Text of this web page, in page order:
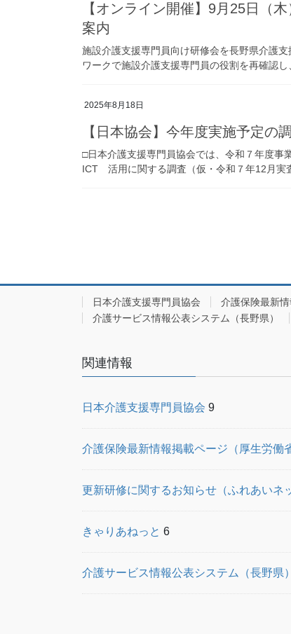
【オンライン開催】9月25日（
案内
施設介護支援専門員向け研修会を長野県介護
ワークで施設介護支援専門員の役割を再確認
2025年8月18日
【日本協会】今年度実施予定の
□日本介護支援専門員協会では、令和７年度事
ICT 活用に関する調査（仮・令和７年12月実
ペ
ー
ジ
り
日本介護支援専門員協会 介護保険最新情
介護サービス情報公表システム（長野県）
関連情報
日本介護支援専門員協会 9
介護保険最新情報掲載ページ（厚生労働
更新研修に関するお知らせ（ふれあいネ
きゃりあねっと 6
介護サービス情報公表システム（長野県）